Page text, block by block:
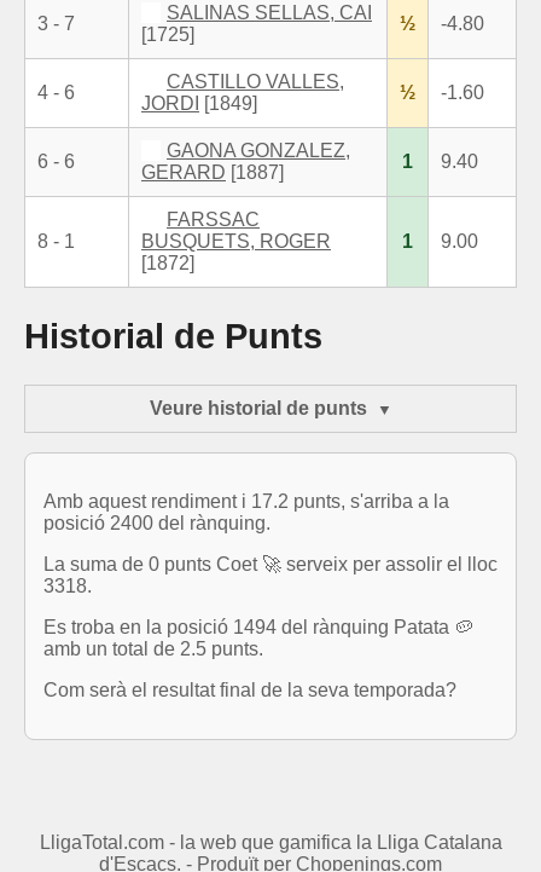
3 - 7
SALINAS SELLAS, CAI
[1725]
½ -4.80
4 - 6
CASTILLO VALLES,
JORDI
[1849]
½ -1.60
6 - 6
GAONA GONZALEZ,
GERARD [1887]
1 9.40
8 - 1
FARSSAC
BUSQUETS, ROGER
[1872]
1 9.00
Historial de Punts
Veure historial de punts
Amb aquest rendiment i 17.2 punts, s'arriba a la
posició 2400 del rànquing.
La suma de 0 punts Coet 🚀 serveix per assolir el lloc
3318.
Es troba en la posició 1494 del rànquing Patata 🥔
amb un total de 2.5 punts.
Com serà el resultat final de la seva temporada?
LligaTotal.com - la web que gamifica la Lliga Catalana
d'Escacs. - Produït per Chopenings.com